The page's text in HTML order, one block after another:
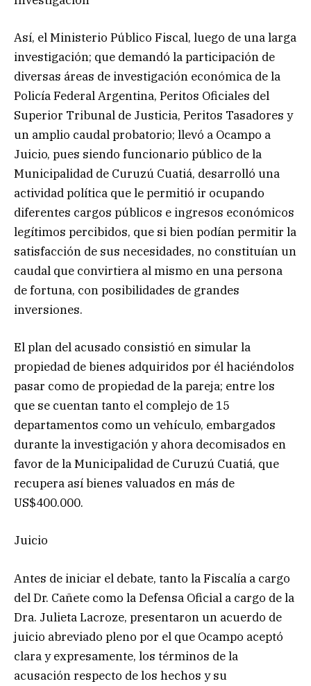
Así, el Ministerio Público Fiscal, luego de una larga
investigación; que demandó la participación de
diversas áreas de investigación económica de la
Policía Federal Argentina, Peritos Oficiales del
Superior Tribunal de Justicia, Peritos Tasadores y
un amplio caudal probatorio; llevó a Ocampo a
Juicio, pues siendo funcionario público de la
Municipalidad de Curuzú Cuatiá, desarrolló una
actividad política que le permitió ir ocupando
diferentes cargos públicos e ingresos económicos
legítimos percibidos, que si bien podían permitir la
satisfacción de sus necesidades, no constituían un
caudal que convirtiera al mismo en una persona
de fortuna, con posibilidades de grandes
inversiones.
El plan del acusado consistió en simular la
propiedad de bienes adquiridos por él haciéndolos
pasar como de propiedad de la pareja; entre los
que se cuentan tanto el complejo de 15
departamentos como un vehículo, embargados
durante la investigación y ahora decomisados en
favor de la Municipalidad de Curuzú Cuatiá, que
recupera así bienes valuados en más de
US$400.000.
Juicio
Antes de iniciar el debate, tanto la Fiscalía a cargo
del Dr. Cañete como la Defensa Oficial a cargo de la
Dra. Julieta Lacroze, presentaron un acuerdo de
juicio abreviado pleno por el que Ocampo aceptó
clara y expresamente, los términos de la
acusación respecto de los hechos y su